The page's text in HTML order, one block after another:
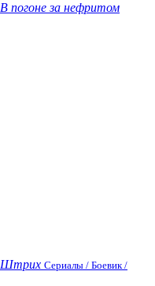
В погоне за нефритом
Штрих Сериалы / Боевик /